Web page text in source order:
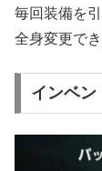
毎回装備を
全身変更で
インベン